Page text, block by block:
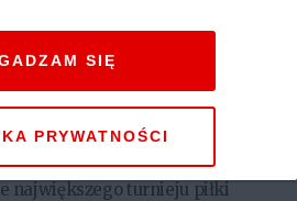
Dziewczynki żyją moimi
już za sobą pierwsze sukcesy. W
tytuł mistrzów regionu,
Finały Wojewódzkie Turnieju
o Puchar Tymbarku”.
największego turnieju piłki
PRYWATNOŚCI
SIĘ